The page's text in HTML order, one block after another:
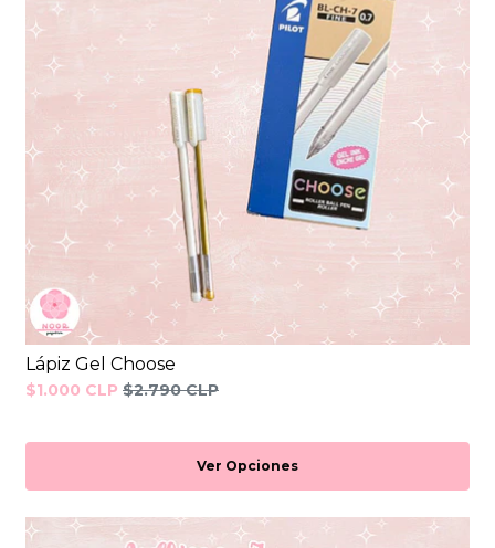
Lápiz Gel Choose
$1.000 CLP $2.790 CLP
Ver Opciones